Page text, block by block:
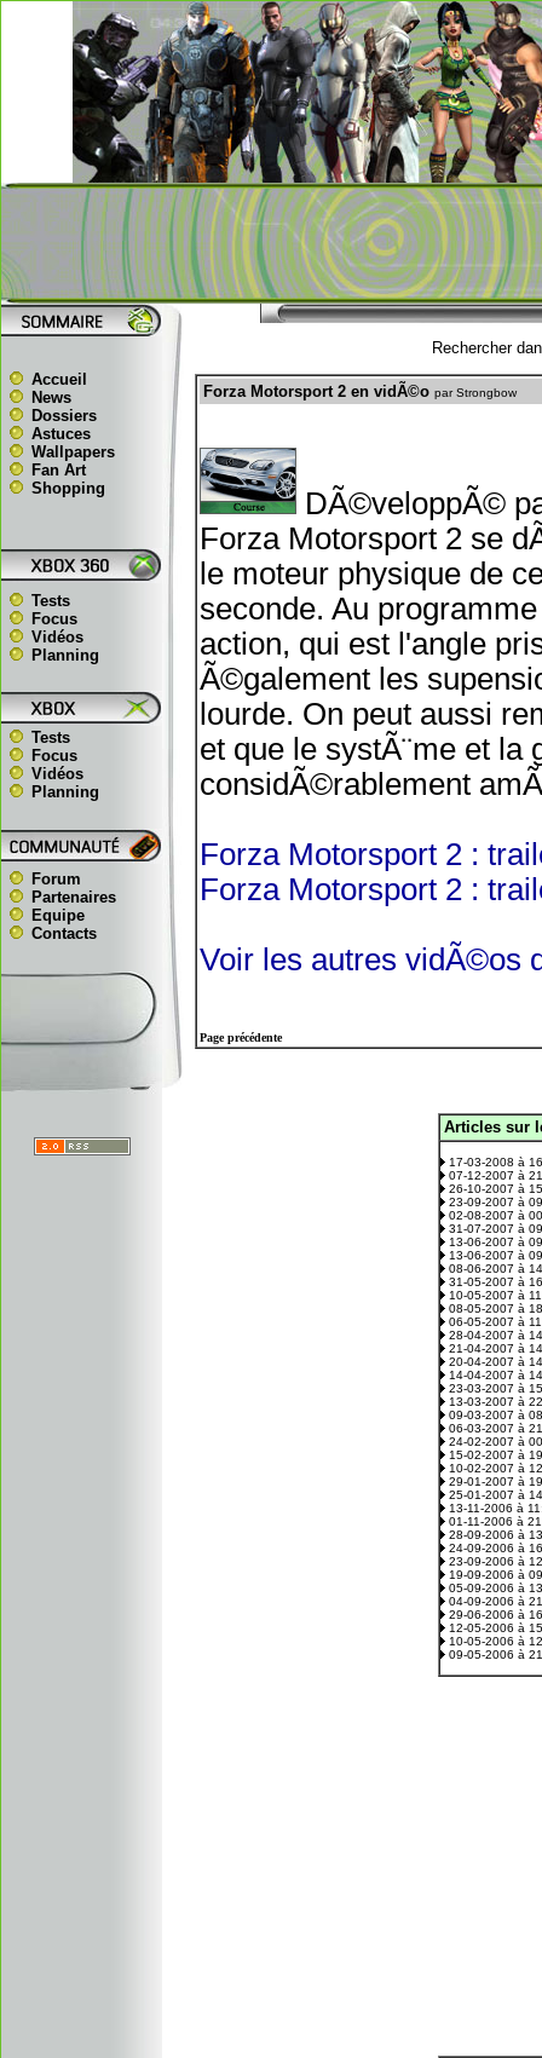
Accueil
News
Dossiers
Astuces
Wallpapers
Fan Art
Shopping
Tests
Focus
Vidéos
Planning
Tests
Focus
Vidéos
Planning
Forum
Partenaires
Equipe
Contacts
Rechercher
Forza Motorsport 2 en vidÃ©o par Strongbow
DÃ©veloppÃ©
Forza Motorsport 2 se
le moteur physique de
seconde. Au
action, qui est l'angle
Ã©galement les
lourde. On peut aussi
et que le systÃ¨me et
considÃ©rablement
Forza Motorsport 2 :
Forza Motorsport 2 :
Voir les autres vidÃ©os
Page précédente
Articles sur
17-03-2008 à
07-12-2007 à
26-10-2007 à
23-09-2007 à
02-08-2007 à
31-07-2007 à
13-06-2007 à
13-06-2007 à
08-06-2007 à
31-05-2007 à
10-05-2007 à
08-05-2007 à
06-05-2007 à
28-04-2007 à
21-04-2007 à
20-04-2007 à
14-04-2007 à
23-03-2007 à
13-03-2007 à
09-03-2007 à
06-03-2007 à
24-02-2007 à
15-02-2007 à
10-02-2007 à
29-01-2007 à
25-01-2007 à
13-11-2006 à
01-11-2006 à
28-09-2006 à
24-09-2006 à
23-09-2006 à
19-09-2006 à
05-09-2006 à
04-09-2006 à
29-06-2006 à
12-05-2006 à
10-05-2006 à
09-05-2006 à